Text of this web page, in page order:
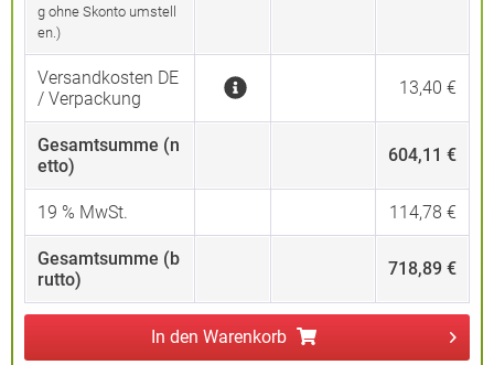
g ohne Skonto umstell
en.)
Versandkosten DE
/ Verpackung
13,40 €
Gesamtsumme (n
etto)
604,11 €
19 % MwSt. 114,78 €
Gesamtsumme (b
rutto)
718,89 €
In den Warenkorb